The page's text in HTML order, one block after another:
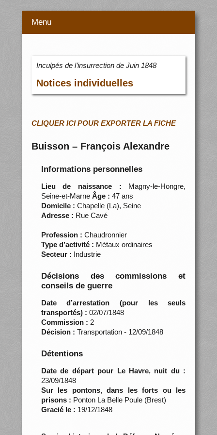
Menu
Inculpés de l’insurrection de Juin 1848
Notices individuelles
CLIQUER ICI POUR EXPORTER LA FICHE
Buisson – François Alexandre
Informations personnelles
Lieu de naissance : Magny-le-Hongre,
Seine-et-MarneÂge : 47 ans
Domicile : Chapelle (La), Seine
Adresse : Rue Cavé
Profession : Chaudronnier
Type d’activité : Métaux ordinaires
Secteur : Industrie
Décisions des commissions et
conseils de guerre
Date d’arrestation (pour les seuls
transportés) : 02/07/1848
Commission : 2
Décision : Transportation - 12/09/1848
Détentions
Date de départ pour Le Havre, nuit du :
23/09/1848
Sur les pontons, dans les forts ou les
prisons : Ponton La Belle Poule (Brest)
Gracié le : 19/12/1848